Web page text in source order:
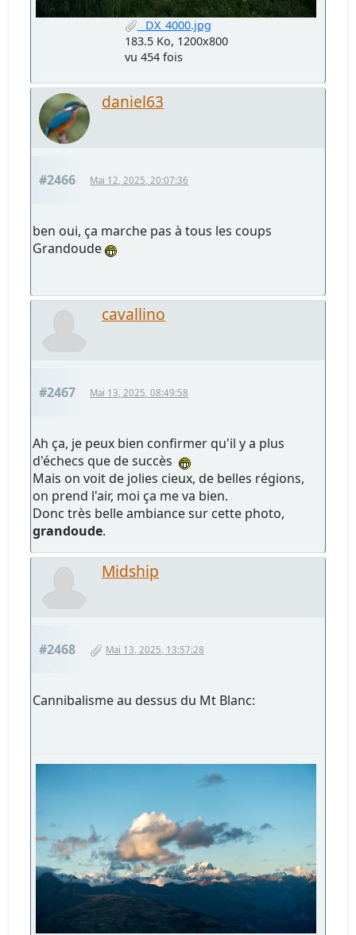
_DX_4000.jpg
183.5 Ko, 1200x800
vu 454 fois
daniel63
#2466 Mai 12, 2025, 20:07:36
ben oui, ça marche pas à tous les coups
Grandoude
cavallino
#2467 Mai 13, 2025, 08:49:58
Ah ça, je peux bien confirmer qu'il y a plus
d'échecs que de succès
Mais on voit de jolies cieux, de belles régions,
on prend l'air, moi ça me va bien.
Donc très belle ambiance sur cette photo,
grandoude.
Midship
#2468 Mai 13, 2025, 13:57:28
Cannibalisme au dessus du Mt Blanc: